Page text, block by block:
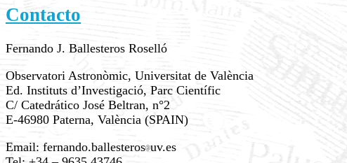
Contacto
Fernando J. Ballesteros Roselló
Observatori Astronòmic, Universitat de València
Ed. Instituts d’Investigació, Parc Científic
C/ Catedrático José Beltran, n°2
E-46980 Paterna, València (SPAIN)
Email: fernando.ballesteros uv.es